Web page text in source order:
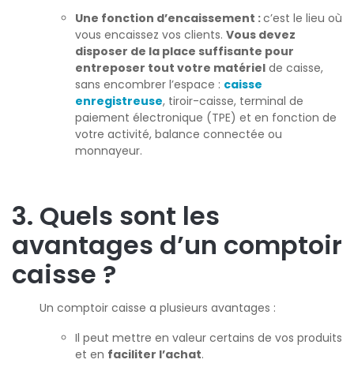
Une fonction d’encaissement :c’est le lieu où
vous encaissez vos clients. Vous devez
disposer de la place suffisante pour
entreposer tout votre matériel de caisse,
sans encombrer l’espace : caisse
enregistreuse, tiroir-caisse, terminal de
paiement électronique (TPE) et en fonction de
votre activité, balance connectée ou
monnayeur.
3. Quels sont les
avantages d’un comptoir
caisse ?
Un comptoir caisse a plusieurs avantages :
Il peut mettre en valeur certains de vos produits
et en faciliter l’achat.